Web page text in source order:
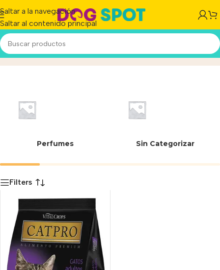
Saltar a la navegación
Saltar al contenido principal
Harina de víInicio/Producto
Perfumes Sin Categorizar
Filters